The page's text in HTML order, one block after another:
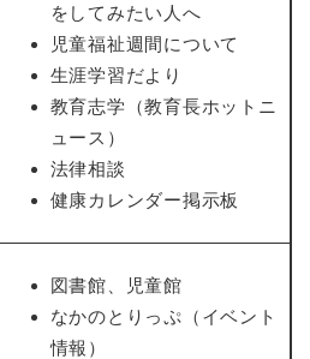
をしてみたい人へ
児童福祉週間について
生涯学習だより
教育志学（教育長ホットニ
ュース）
法律相談
健康カレンダー掲示板
図書館、児童館
なかのとりっぷ（イベント
情報）